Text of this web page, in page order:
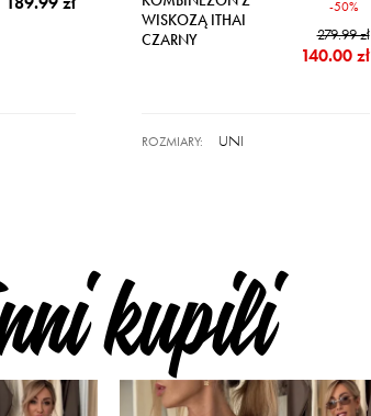
WISKOZĄ ITHAI
CZARNY
-50%
279.99 zł
140.00 zł
ROZMIARY: UNI
kupili